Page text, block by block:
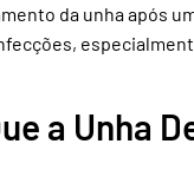
da unha após
a Unha